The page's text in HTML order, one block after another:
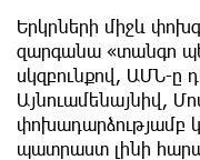
Երկրների միջև
զարգանա «տանգո
սկզբունքով, ԱՄՆ-ը
Այնուամենայնիվ,
փոխադարձությամբ
պատրաստ լինի